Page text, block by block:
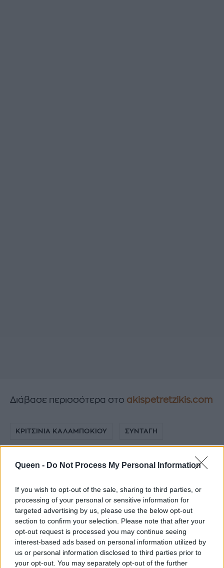
Queen - Do Not Process My Personal Information
If you wish to opt-out of the sale, sharing to third parties, or
processing of your personal or sensitive information for
targeted advertising by us, please use the below opt-out
section to confirm your selection. Please note that after your
opt-out request is processed you may continue seeing
interest-based ads based on personal information utilized by
us or personal information disclosed to third parties prior to
your opt-out. You may separately opt-out of the further
Διάβασε περισσότερα στο akispetretzikis.com
ΚΡΙΤΣΙΝΙΑ ΚΑΛΑΜΠΟΚΙΟΥ ΣΥΝΤΑΓΗ